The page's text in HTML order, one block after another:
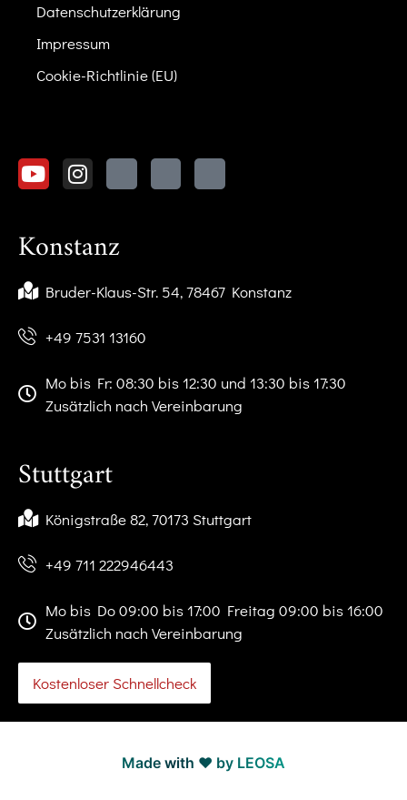
Datenschutzerklärung
Impressum
Cookie-Richtlinie (EU)
Konstanz
Bruder-Klaus-Str. 54, 78467 Konstanz
+49 7531 13160
Mo bis Fr: 08:30 bis 12:30 und 13:30 bis 17:30
Zusätzlich nach Vereinbarung
Stuttgart
Königstraße 82, 70173 Stuttgart
+49 711 222946443
Mo bis Do 09:00 bis 17:00 Freitag 09:00 bis 16:00
Zusätzlich nach Vereinbarung
Kostenloser Schnellcheck
Made with ❤️ by LEOSA